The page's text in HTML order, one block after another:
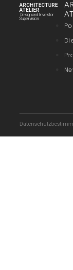
ARCHITECTURE
ATELIER
Design and Investor
Supervision